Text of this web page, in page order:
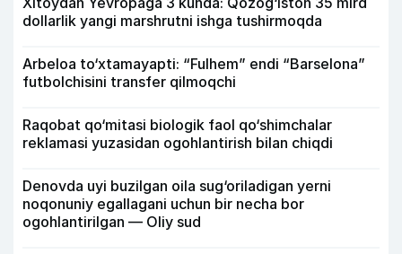
dollarlik yangi marshrutni ishga tushirmoqda
Arbeloa to‘xtamayapti: “Fulhem” endi “Barselona”
futbolchisini transfer qilmoqchi
Raqobat qo‘mitasi biologik faol qo‘shimchalar
reklamasi yuzasidan ogohlantirish bilan chiqdi
Denovda uyi buzilgan oila sug‘oriladigan yerni
noqonuniy egallagani uchun bir necha bor
ogohlantirilgan — Oliy sud